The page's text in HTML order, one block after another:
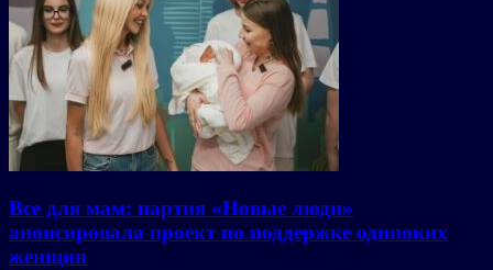
Все для мам: партия «Новые люди»
анонсировала проект по поддержке одиноких
женщин